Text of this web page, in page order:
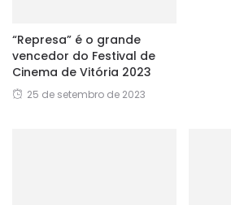
“Represa” é o grande
vencedor do Festival de
Cinema de Vitória 2023
25 de setembro de 2023